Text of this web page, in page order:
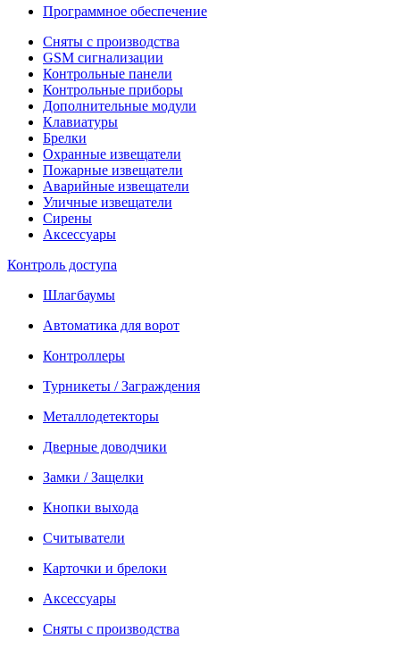
Программное обеспечение
Сняты с производства
GSM сигнализации
Контрольные панели
Контрольные приборы
Дополнительные модули
Клавиатуры
Брелки
Охранные извещатели
Пожарные извещатели
Аварийные извещатели
Уличные извещатели
Сирены
Аксессуары
Контроль доступа
Шлагбаумы
Автоматика для ворот
Контроллеры
Турникеты / Заграждения
Металлодетекторы
Дверные доводчики
Замки / Защелки
Кнопки выхода
Считыватели
Карточки и брелоки
Аксессуары
Сняты с производства